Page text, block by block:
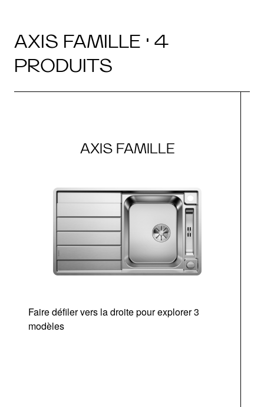
AXIS FAMILLE · 4
PRODUITS
AXIS FAMILLE
Faire défiler vers la droite pour explorer 3
modèles